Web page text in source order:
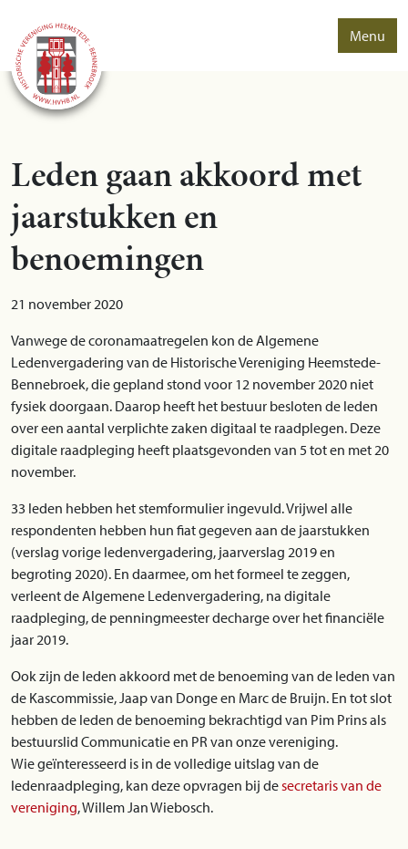
Menu
Leden gaan akkoord met
jaarstukken en
benoemingen
21 november 2020
Vanwege de coronamaatregelen kon de Algemene
Ledenvergadering van de Historische Vereniging Heemstede-
Bennebroek, die gepland stond voor 12 november 2020 niet
fysiek doorgaan. Daarop heeft het bestuur besloten de leden
over een aantal verplichte zaken digitaal te raadplegen. Deze
digitale raadpleging heeft plaatsgevonden van 5 tot en met 20
november.
33 leden hebben het stemformulier ingevuld. Vrijwel alle
respondenten hebben hun fiat gegeven aan de jaarstukken
(verslag vorige ledenvergadering, jaarverslag 2019 en
begroting 2020). En daarmee, om het formeel te zeggen,
verleent de Algemene Ledenvergadering, na digitale
raadpleging, de penningmeester decharge over het financiële
jaar 2019.
Ook zijn de leden akkoord met de benoeming van de leden van
de Kascommissie, Jaap van Donge en Marc de Bruijn. En tot slot
hebben de leden de benoeming bekrachtigd van Pim Prins als
bestuurslid Communicatie en PR van onze vereniging.
Wie geïnteresseerd is in de volledige uitslag van de
ledenraadpleging, kan deze opvragen bij desecretaris van de
vereniging, Willem Jan Wiebosch.